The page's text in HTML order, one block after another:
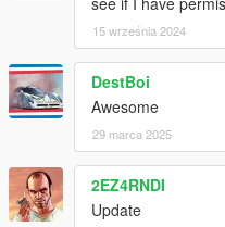
15 września 2024
DestBoi
Awesome
29 marca 2025
2EZ4RNDI
Update